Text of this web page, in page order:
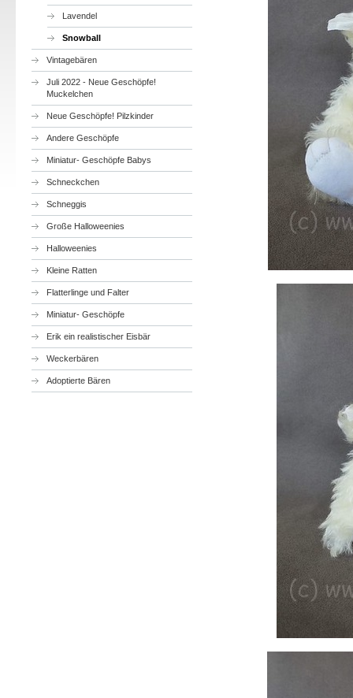
Lavendel
Snowball
Vintagebären
Juli 2022 - Neue Geschöpfe!
Muckelchen
Neue Geschöpfe! Pilzkinder
Andere Geschöpfe
Miniatur- Geschöpfe Babys
Schneckchen
Schneggis
Große Halloweenies
Halloweenies
Kleine Ratten
Flatterlinge und Falter
Miniatur- Geschöpfe
Erik ein realistischer Eisbär
Weckerbären
Adoptierte Bären